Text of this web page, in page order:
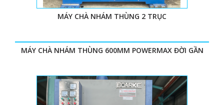
MÁY CHÀ NHÁM THÙNG 2 TRỤC
MÁY CHÀ NHÁM THÙNG 600MM POWERMAX ĐỜI GẦN